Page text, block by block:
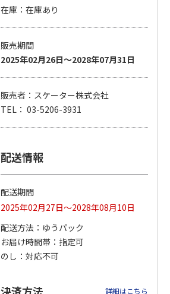
リラックマ／クリア
750円
(送料別・税込)
「犬夜叉」アクリル
在庫：在庫あり
販売期間
2025年02月26日～2028年07月31日
販売者：スケーター株式会社
TEL： 03-5206-3931
配送情報
配送期間
2025年02月27日～2028年08月10日
配送方法
ゆうパック
お届け時間帯
指定可
のし
対応不可
詳細はこちら